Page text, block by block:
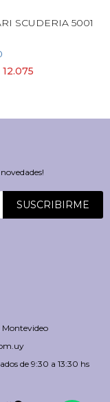
SCUDERIA 5001
12.075
Montevideo
de 9:30 a 13:30 hs
SUSCRIBIRME